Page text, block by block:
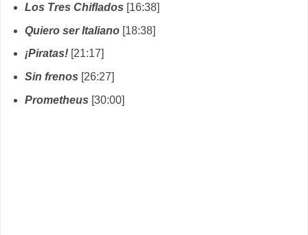
Los Tres Chiflados [16:38]
Quiero ser Italiano[18:38]
¡Piratas![21:17]
Sin frenos [26:27]
Prometheus [30:00]